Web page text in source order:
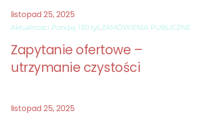
listopad 25,2025
Aktualności,Poniżej 130 tyś,ZAMÓWIENIA PUBLICZNE
Zapytanie ofertowe –
utrzymanie czystości
listopad 25,2025